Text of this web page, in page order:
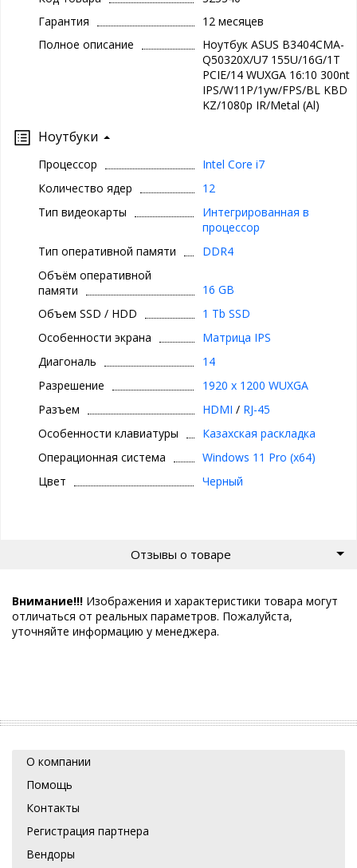
Гарантия
12 месяцев
Полное описание
Ноутбук ASUS B3404CMA-
Q50320X/U7 155U/16G/1T
PCIE/14 WUXGA 16:10 300nt
IPS/W11P/1yw/FPS/BL KBD
KZ/1080p IR/Metal (Al)
Ноутбуки
Процессор
Intel Core i7
Количество ядер
12
Тип видеокарты
Интегрированная в
процессор
Тип оперативной памяти
DDR4
Объём оперативной
памяти
16 GB
Объем SSD / HDD
1 Tb SSD
Особенности экрана
Матрица IPS
Диагональ
14
Разрешение
1920 x 1200 WUXGA
Разъем
HDMI / RJ-45
Особенности клавиатуры
Казахская раскладка
Операционная система
Windows 11 Pro (x64)
Цвет
Черный
Отзывы о товаре
Внимание!!! Изображения и характеристики товара могут
отличаться от реальных параметров. Пожалуйста,
уточняйте информацию у менеджера.
О компании
Помощь
Контакты
Регистрация партнера
Вендоры